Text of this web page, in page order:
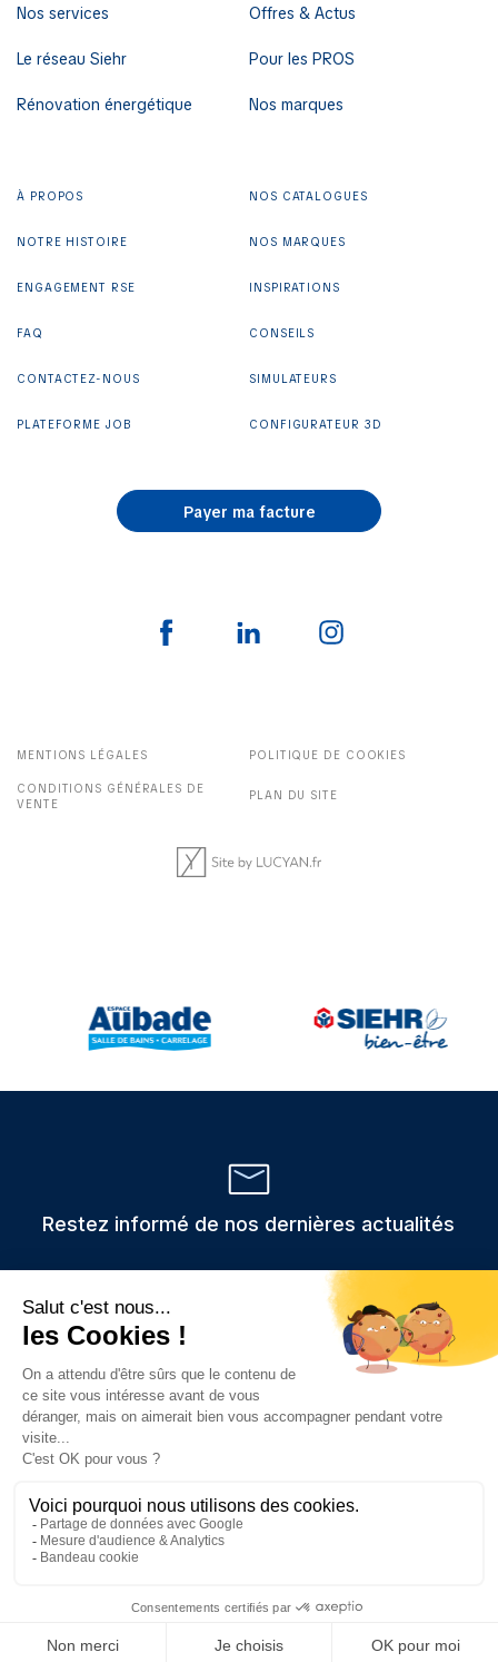
Nos services
Le réseau Siehr
Rénovation énergétique
Offres & Actus
Pour les PROS
Nos marques
À PROPOS
NOTRE HISTOIRE
ENGAGEMENT RSE
FAQ
CONTACTEZ-NOUS
PLATEFORME JOB
NOS CATALOGUES
NOS MARQUES
INSPIRATIONS
CONSEILS
SIMULATEURS
CONFIGURATEUR 3D
Payer ma facture
MENTIONS LÉGALES POLITIQUE DE COOKIES
CONDITIONS GÉNÉRALES DE
VENTE
PLAN DU SITE
Restez informé de nos dernières actualités
Veuillez
laisser
ce
champ
vide.
Les informations recueillies via ce formulaire sont stockées et
utilisées uniquement pour traiter votre demande,
conformément au RGPD.